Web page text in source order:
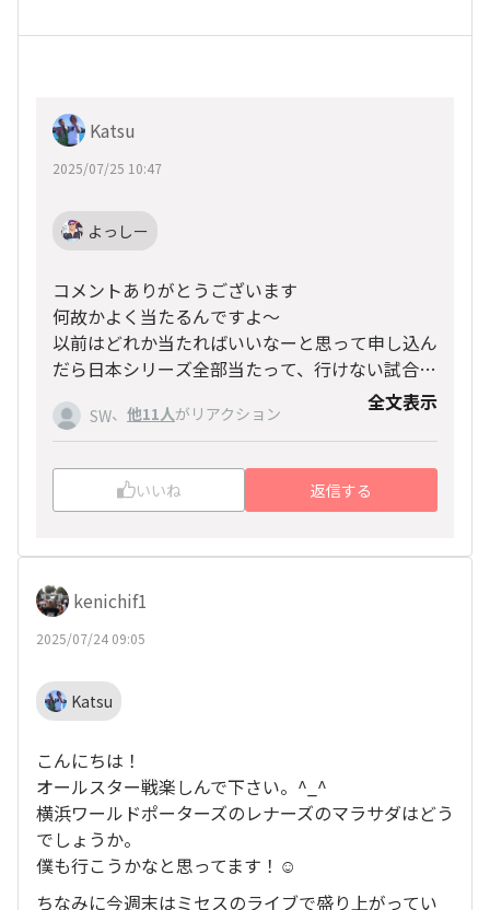
Katsu
2025/07/25 10:47
よっしー
コメントありがとうございます
何故かよく当たるんですよ〜
以前はどれか当たればいいなーと思って申し込ん
だら日本シリーズ全部当たって、行けない試合リ
セールしたけど、手数料とかでかなりのマイナス
になった事もあります😁
さすがにワールドシリーズは申し込み方分かりま
せーん🤪
あと、今日、明日と色々ブラブラしてみようと思
います✌️
SW、 他11人がリアクション 全文表示
いいね 返信する
kenichif1
2025/07/24 09:05
Katsu
こんにちは！
オールスター戦楽しんで下さい。^_^
横浜ワールドポーターズのレナーズのマラサダはどう
でしょうか。
僕も行こうかなと思ってます！☺️
ちなみに今週末はミセスのライブで盛り上がってい